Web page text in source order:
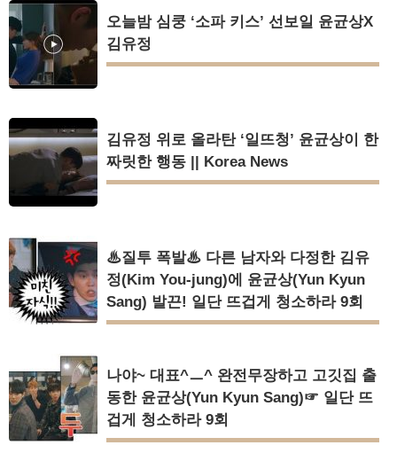
오늘밤 심쿵 ‘소파 키스’ 선보일 윤균상X
김유정
김유정 위로 올라탄 ‘일뜨청’ 윤균상이 한
짜릿한 행동 || Korea News
♨질투 폭발♨ 다른 남자와 다정한 김유
정(Kim You-jung)에 윤균상(Yun Kyun
Sang) 발끈! 일단 뜨겁게 청소하라 9회
나야~ 대표^ㅡ^ 완전무장하고 고깃집 출
동한 윤균상(Yun Kyun Sang)☞ 일단 뜨
겁게 청소하라 9회